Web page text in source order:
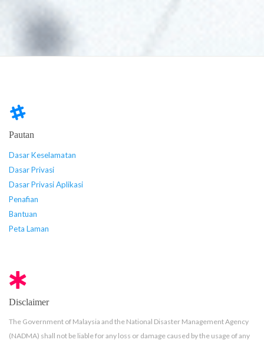
Pautan
Dasar Keselamatan
Dasar Privasi
Dasar Privasi Aplikasi
Penafian
Bantuan
Peta Laman
Disclaimer
The Government of Malaysia and the National Disaster Management Agency
(NADMA) shall not be liable for any loss or damage caused by the usage of any